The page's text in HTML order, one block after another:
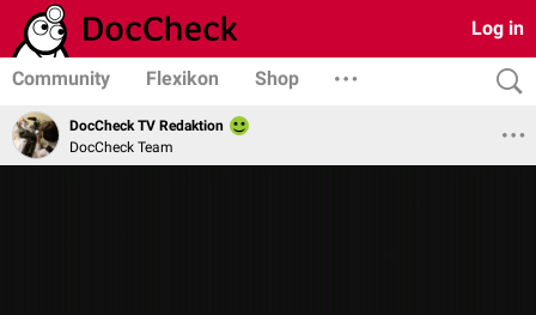
Log in
Community Flexikon Shop
DocCheck TV Redaktion
DocCheck Team